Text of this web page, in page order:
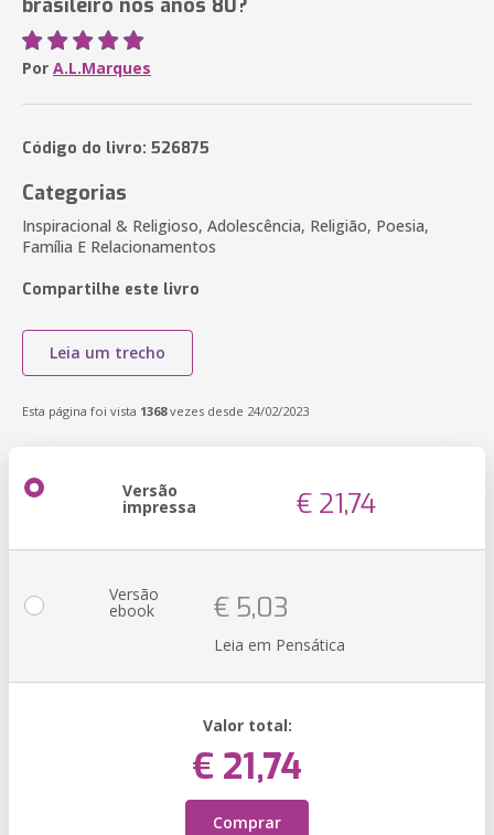
brasileiro nos anos 80?
Por A.L.Marques
Código do livro: 526875
Categorias
Inspiracional & Religioso, Adolescência, Religião, Poesia,
Família E Relacionamentos
Compartilhe este livro
Leia um trecho
Esta página foi vista 1368vezes desde 24/02/2023
Versão
impressa € 21,74
Versão
ebook € 5,03
Leia em Pensática
Valor total:
€ 21,74
Comprar